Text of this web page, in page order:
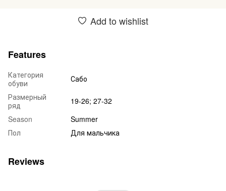
Add to wishlist
Features
Категория
обуви
Сабо
Размерный
ряд
19-26; 27-32
Season
Summer
Пол
Для мальчика
Reviews